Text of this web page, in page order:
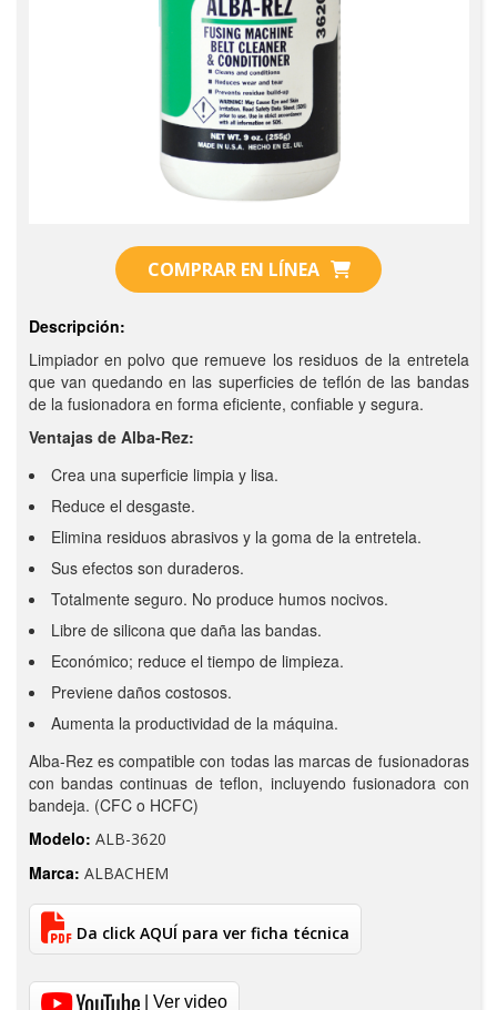
COMPRAR EN LÍNEA
Descripción:
Limpiador en polvo que remueve los residuos de la entretela
que van quedando en las superficies de teflón de las bandas
de la fusionadora en forma eficiente, confiable y segura.
Ventajas de Alba-Rez:
Crea una superficie limpia y lisa.
Reduce el desgaste.
Elimina residuos abrasivos y la goma de la entretela.
Sus efectos son duraderos.
Totalmente seguro. No produce humos nocivos.
Libre de silicona que daña las bandas.
Económico; reduce el tiempo de limpieza.
Previene daños costosos.
Aumenta la productividad de la máquina.
Alba-Rez es compatible con todas las marcas de fusionadoras
con bandas continuas de teflon, incluyendo fusionadora con
bandeja. (CFC o HCFC)
Modelo: ALB-3620
Marca: ALBACHEM
Da click AQUÍ para ver ficha técnica
| Ver video